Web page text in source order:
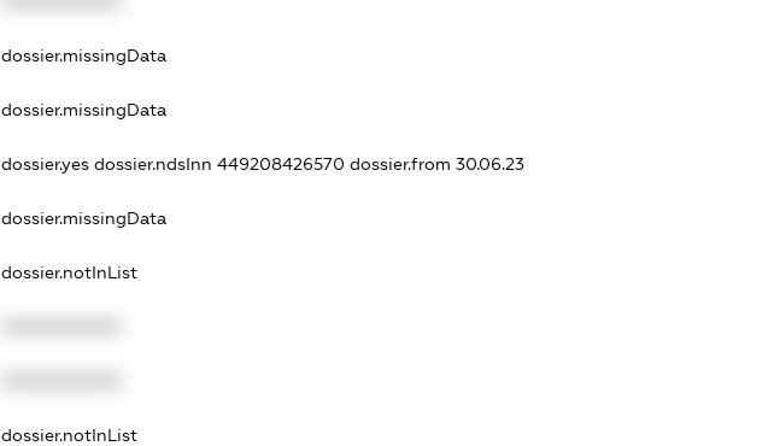
dossier.missingData
dossier.missingData
dossier.yes dossier.ndsInn 449208426570 dossier.from 30.06.23
dossier.missingData
dossier.notInList
dossier.notInList